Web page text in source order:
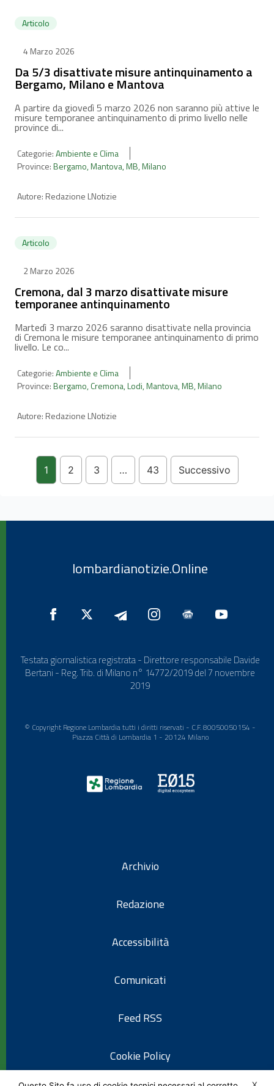
Articolo
4 Marzo 2026
Da 5/3 disattivate misure antinquinamento a
Bergamo, Milano e Mantova
A partire da giovedì 5 marzo 2026 non saranno più attive le
misure temporanee antinquinamento di primo livello nelle
province di...
Categorie:Ambiente e Clima
Province:Bergamo,Mantova,MB,Milano
Autore: Redazione LNotizie
Articolo
2 Marzo 2026
Cremona, dal 3 marzo disattivate misure
temporanee antinquinamento
Martedì 3 marzo 2026 saranno disattivate nella provincia
di Cremona le misure temporanee antinquinamento di primo
livello. Le co...
Categorie:Ambiente e Clima
Province:Bergamo,Cremona,Lodi,Mantova,MB,Milano
Autore: Redazione LNotizie
1 2 3 … 43 Successivo
lombardianotizie.Online
Testata giornalistica registrata - Direttore responsabile Davide
Bertani - Reg. Trib. di Milano n° 14772/2019 del 7 novembre
2019
© Copyright Regione Lombardia tutti i diritti riservati - C.F. 80050050154 -
Piazza Città di Lombardia 1 - 20124 Milano
Archivio
Redazione
Accessibilità
Comunicati
Feed RSS
Cookie Policy